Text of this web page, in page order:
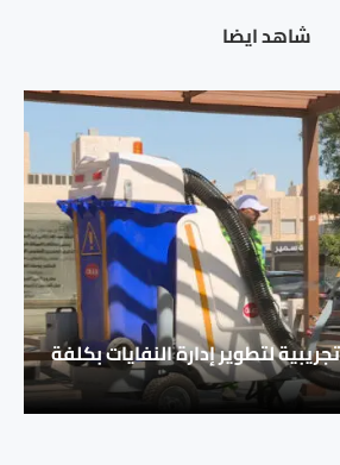
شاهد ايضا
لتطوير إدارة النفايات بكلفة